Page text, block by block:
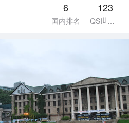
123
QS世界排名
6
国内排名